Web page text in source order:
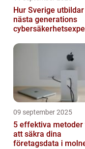
Hur Sverige utbildar
nästa generations
09 september 2025
5 effektiva
att säkra dina
företagsdata i